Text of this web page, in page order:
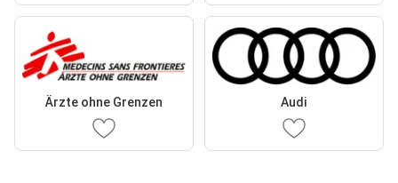
Ärzte ohne Grenzen Audi